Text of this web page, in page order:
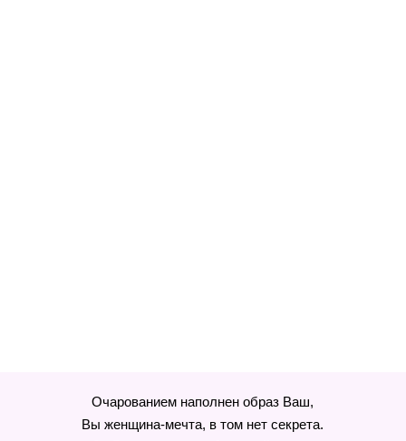
Очарованием наполнен образ Ваш,
Вы женщина-мечта, в том нет секрета.